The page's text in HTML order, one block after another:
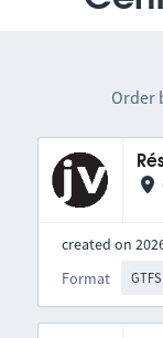
Order
created on
Format
GTFS